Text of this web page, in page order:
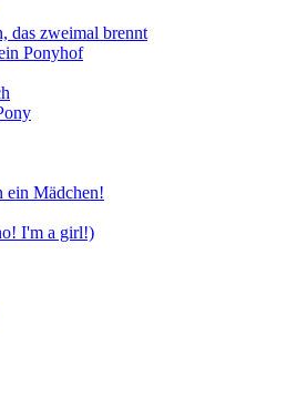
das zweimal brennt
Ponyhof
ein Mädchen!
I'm a girl!)